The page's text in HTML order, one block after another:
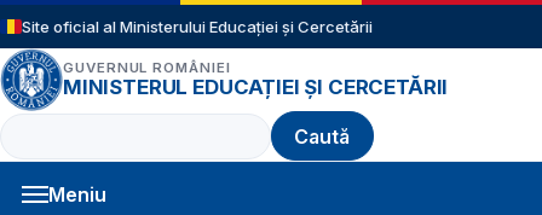
Sari la conținutul principal
Site oficial al Ministerului Educației și Cercetării
GUVERNUL ROMÂNIEI
MINISTERUL EDUCAȚIEI ȘI CERCETĂRII
Caută
Meniu